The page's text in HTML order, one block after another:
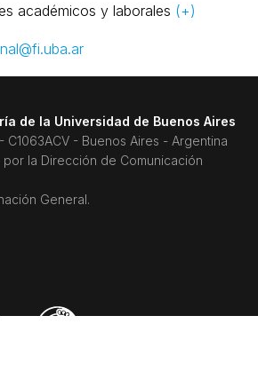
académicos y laborales (+)
de la Universidad de Buenos Aires
C1063ACV - Buenos Aires - Argentina
la Dirección de Comunicación
General.